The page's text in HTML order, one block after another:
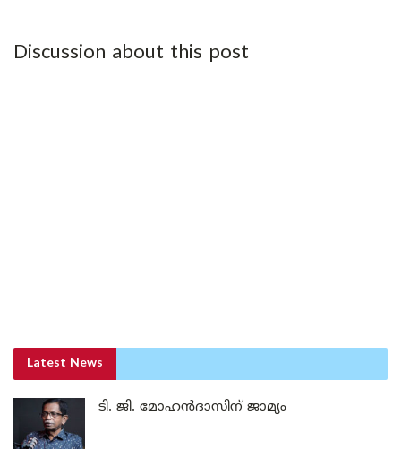
Discussion about this post
Latest News
ടി. ജി. മോഹൻദാസിന് ജാമ്യം